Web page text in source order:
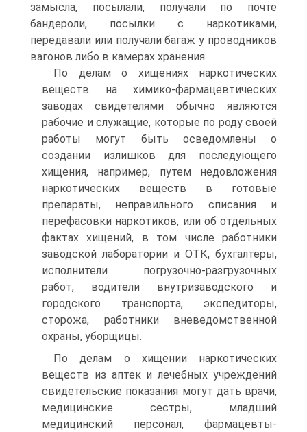
замысла, посылали, получали по почте
бандероли, посылки с наркотиками,
передавали или получали багаж у проводников
вагонов либо в камерах хранения.
По делам о хищениях наркотических
веществ на химико-фармацевтических
заводах свидетелями обычно являются
рабочие и служащие, которые по роду своей
работы могут быть осведомлены о
создании излишков для последующего
хищения, например, путем недовложения
наркотических веществ в готовые
препараты, неправильного списания и
перефасовки наркотиков, или об отдельных
фактах хищений, в том числе работники
заводской лаборатории и ОТК, бухгалтеры,
исполнители погрузочно-разгрузочных
работ, водители внутризаводского и
городского транспорта, экспедиторы,
сторожа, работники вневедомственной
охраны, уборщицы.
По делам о хищении наркотических
веществ из аптек и лечебных учреждений
свидетельские показания могут дать врачи,
медицинские сестры, младший
медицинский персонал, фармацевты-